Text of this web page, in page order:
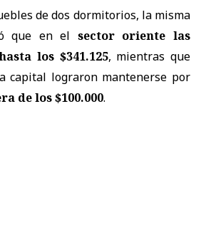
de dos dormitorios, la misma
que en el sector oriente las
los $341.125, mientras que
capital lograron mantenerse por
de los $100.000.